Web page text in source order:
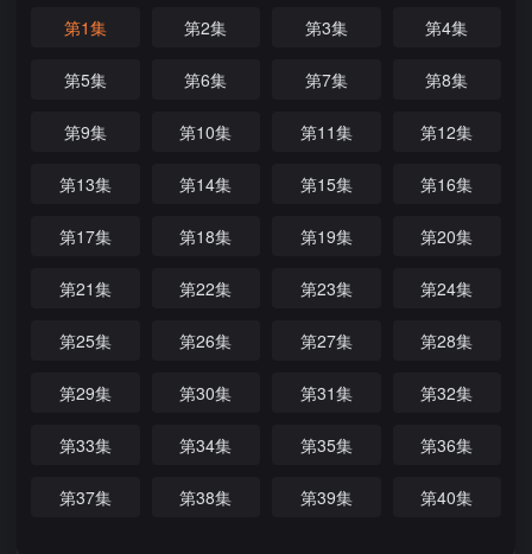
第1集 第2集 第3集 第4集
第5集 第6集 第7集 第8集
第9集 第10集 第11集 第12集
第13集 第14集 第15集 第16集
第17集 第18集 第19集 第20集
第21集 第22集 第23集 第24集
第25集 第26集 第27集 第28集
第29集 第30集 第31集 第32集
第33集 第34集 第35集 第36集
第37集 第38集 第39集 第40集